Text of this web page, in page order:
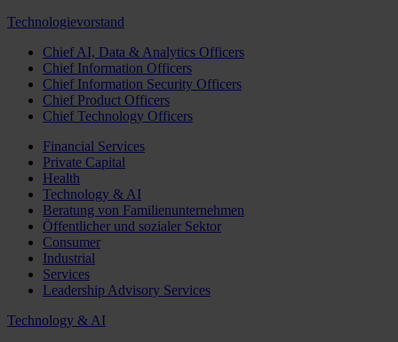
Technologievorstand
Chief AI, Data & Analytics Officers
Chief Information Officers
Chief Information Security Officers
Chief Product Officers
Chief Technology Officers
Financial Services
Private Capital
Health
Technology & AI
Beratung von Familienunternehmen
Öffentlicher und sozialer Sektor
Consumer
Industrial
Services
Leadership Advisory Services
Technology & AI